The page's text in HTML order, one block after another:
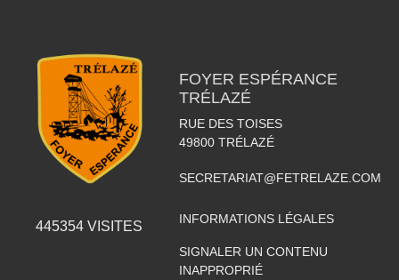
445354 VISITES
FOYER ESPÉRANCE
TRÉLAZÉ
RUE DES TOISES
49800 TRÉLAZÉ
SECRETARIAT@FETRELAZE.COM
INFORMATIONS LÉGALES
SIGNALER UN CONTENU
INAPPROPRIÉ